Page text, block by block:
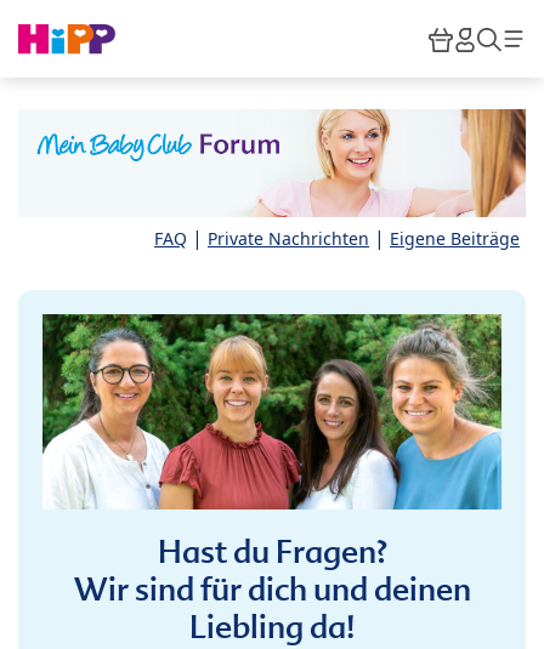
HiPP
FAQ | Private Nachrichten | Eigene Beiträge
Hast du Fragen?
Wir sind für dich und deinen
Liebling da!